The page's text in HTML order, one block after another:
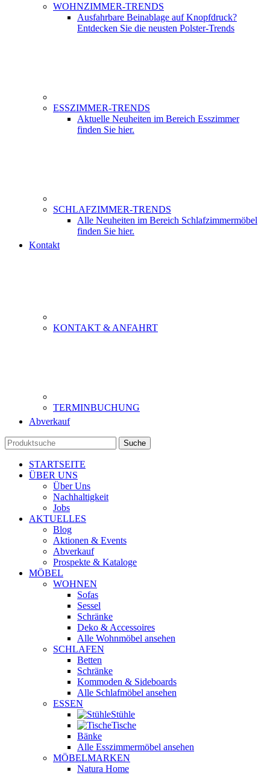
WOHNZIMMER-TRENDS
Ausfahrbare Beinablage auf Knopfdruck?
Entdecken Sie die neusten Polster-Trends
ESSZIMMER-TRENDS
Aktuelle Neuheiten im Bereich Esszimmer
finden Sie hier.
SCHLAFZIMMER-TRENDS
Alle Neuheiten im Bereich Schlafzimmermöbel
finden Sie hier.
Kontakt
KONTAKT & ANFAHRT
TERMINBUCHUNG
Abverkauf
Suche
STARTSEITE
ÜBER UNS
Über Uns
Nachhaltigkeit
Jobs
AKTUELLES
Blog
Aktionen & Events
Abverkauf
Prospekte & Kataloge
MÖBEL
WOHNEN
Sofas
Sessel
Schränke
Deko & Accessoires
Alle Wohnmöbel ansehen
SCHLAFEN
Betten
Schränke
Kommoden & Sideboards
Alle Schlafmöbel ansehen
ESSEN
Stühle
Tische
Bänke
Alle Esszimmermöbel ansehen
MÖBELMARKEN
Natura Home